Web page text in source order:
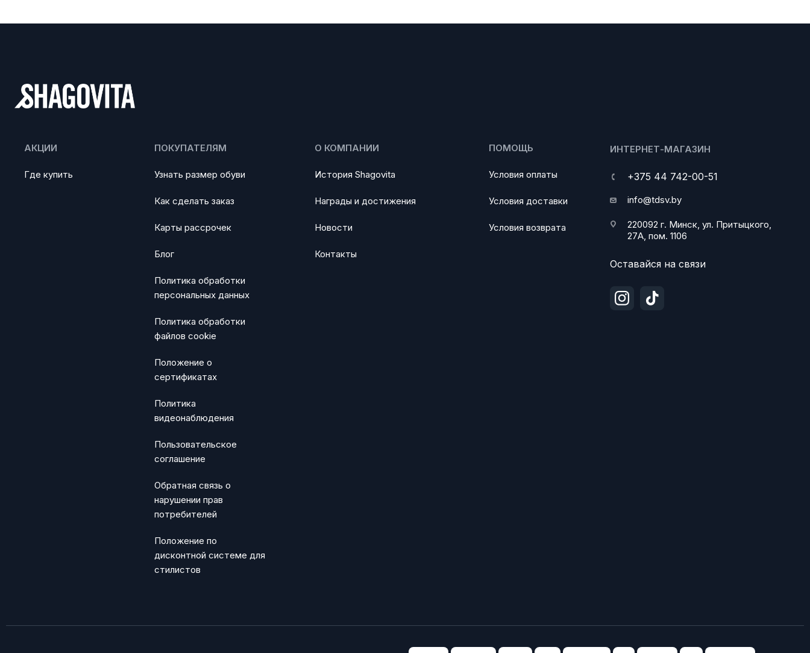
АКЦИИ
Где купить
ПОКУПАТЕЛЯМ
Узнать размер обуви
Как сделать заказ
Карты рассрочек
Блог
Политика обработки
персональных данных
Политика обработки
файлов cookie
Положение о
сертификатах
Политика
видеонаблюдения
Пользовательское
соглашение
Обратная связь о
нарушении прав
потребителей
Положение по
дисконтной системе для
стилистов
О КОМПАНИИ
История Shagovita
Награды и достижения
Новости
Контакты
ПОМОЩЬ
Условия оплаты
Условия доставки
Условия возврата
ИНТЕРНЕТ-МАГАЗИН
+375 44 742-00-51
info@tdsv.by
220092 г. Минск, ул. Притыцкого,
27А, пом. 1106
Оставайся на связи